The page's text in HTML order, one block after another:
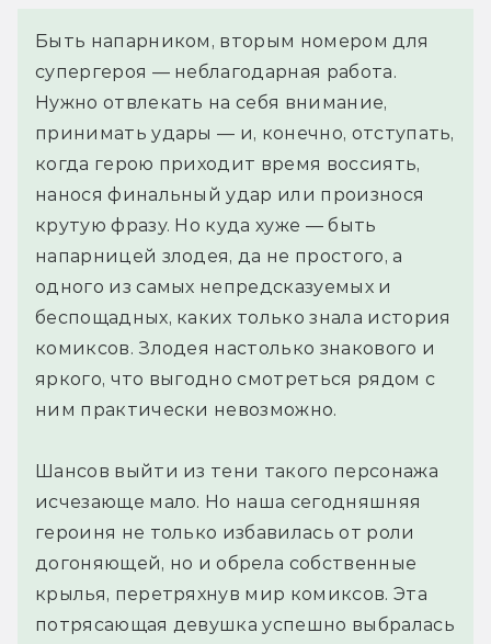
Быть напарником, вторым номером для
супергероя — неблагодарная работа.
Нужно отвлекать на себя внимание,
принимать удары — и, конечно, отступать,
когда герою приходит время воссиять,
нанося финальный удар или произнося
крутую фразу. Но куда хуже — быть
напарницей злодея, да не простого, а
одного из самых непредсказуемых и
беспощадных, каких только знала история
комиксов. Злодея настолько знакового и
яркого, что выгодно смотреться рядом с
ним практически невозможно.
Шансов выйти из тени такого персонажа
исчезающе мало. Но наша сегодняшняя
героиня не только избавилась от роли
догоняющей, но и обрела собственные
крылья, перетряхнув мир комиксов. Эта
потрясающая девушка успешно выбралась